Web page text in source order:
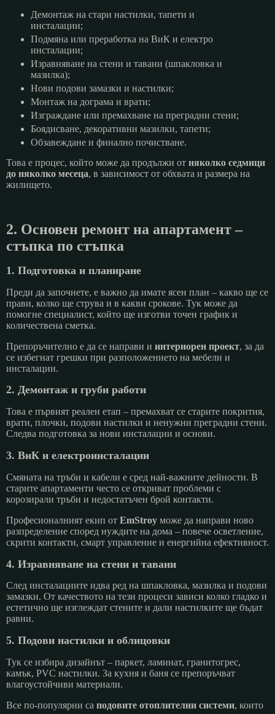
Демонтаж на стари настилки, тапети и
инсталации;
Подмяна или преработка на ВиК и електро
инсталации;
Изравняване на стени и тавани (шпакловка и
мазилка);
Нови подови замазки и настилки;
Монтаж на дограма и врати;
Изграждане или премахване на преградни стени;
Боядисване, декоративни мазилки, тапети;
Обзавеждане и финално почистване.
Това е процес, който може да продължи от няколко седмици
до няколко месеца, в зависимост от обхвата и размера на
жилището.
2. Основен ремонт на апартамент –
стъпка по стъпка
1. Подготовка и планиране
Преди да започнете, е важно да имате ясен план – какво ще се
прави, колко ще струва и в какви срокове. Тук може да
помогне специалист, който ще изготви точен график и
количествена сметка.
Препоръчително е да се направи и интериорен проект, за да
се избегнат грешки при разположението на мебели и
инсталации.
2. Демонтаж и груби работи
Това е първият реален етап – премахват се старите покрития,
врати, плочки, подови настилки и ненужни преградни стени.
Следва подготовка за нови инсталации и основи.
3. ВиК и електроинсталации
Смяната на тръби и кабели е сред най-важните дейности. В
старите апартаменти често се откриват проблеми с
корозирали тръби и недостатъчен брой контакти.
Професионалният екип от EmStroy може да направи ново
разпределение според нуждите на дома – повече осветление,
скрити контакти, смарт управление и енергийна ефективност.
4. Изравняване на стени и тавани
След инсталациите идва ред на шпакловка, мазилка и подови
замазки. От качеството на тези процеси зависи колко гладко и
естетично ще изглеждат стените и дали настилките ще бъдат
равни.
5. Подови настилки и облицовки
Тук се избира дизайнът – паркет, ламинат, гранитогрес,
камък, PVC настилки. За кухня и баня се препоръчват
влагоустойчиви материали.
Все по-популярни са подовите отоплителни системи, които